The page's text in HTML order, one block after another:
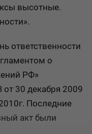
высотные.
ответственности
о
РФ»
30 декабря 2009
Последние
акт были